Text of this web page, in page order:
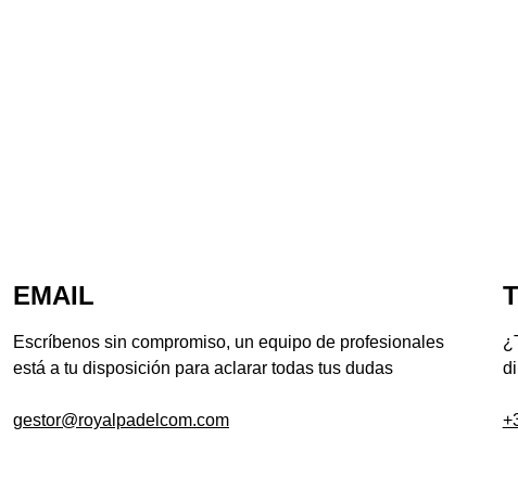
EMAIL
Escríbenos sin compromiso, un equipo de profesionales
está a tu disposición para aclarar todas tus dudas
gestor@royalpadelcom.com